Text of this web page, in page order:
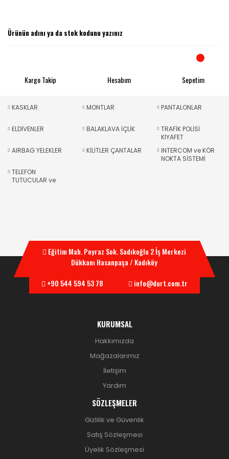
Kargo Takip Hesabım Sepetim
KASKLAR MONTLAR PANTALONLAR
ELDİVENLER BALAKLAVA İÇLİK
TRAFİK POLİSİ
KIYAFET
AIRBAG YELEKLER
KİLİTLER ÇANTALAR
INTERCOM ve KÖR
NOKTA SİSTEMİ
TELEFON
TUTUCULAR ve
Eğitim Mah. Poyraz Sok. Sadıkoğlu 2 İş Merkezi
Dükkanı Hasanpaşa / Kadıköy
+90 544 594 53 78
info@durt.com.tr
KURUMSAL
Hakkımızda
Mağazalarımız
İletişim
Yardım
SÖZLEŞMELER
Gizlilik ve Güvenlik
Satış Sözleşmesi
Üyelik Sözleşmesi